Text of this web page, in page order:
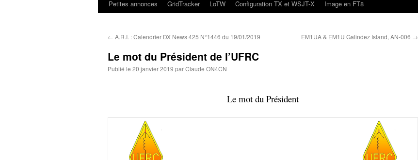
Petites annonces
GridTracker LoTW Configuration TX et WSJT-X Image en FT8
← A.R.I. : Calendrier DX News 425 N°1446 du 19/01/2019 EM1UA & EM1U Galindez Island, AN-006 →
Le mot du Président de l’UFRC
Publié le 20 janvier 2019 parClaude ON4CN
Le mot du Président